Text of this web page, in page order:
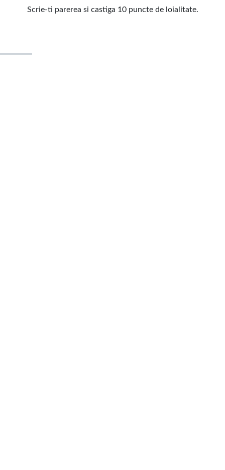
Scrie-ti parerea si castiga 10 puncte de loialitate.